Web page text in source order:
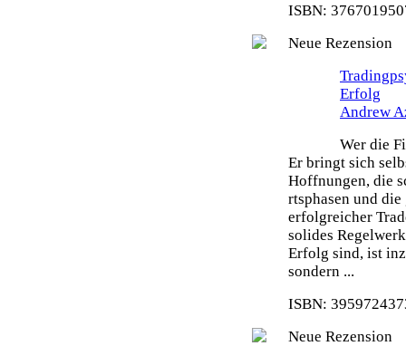
ISBN:
Neue Rezension
Erfolg
Andrew
Wer die
Er bringt sich
Hoffnungen, die
rtsphasen und
erfolgreicher
solides
Erfolg sind, ist
sondern ...
ISBN:
Neue Rezension